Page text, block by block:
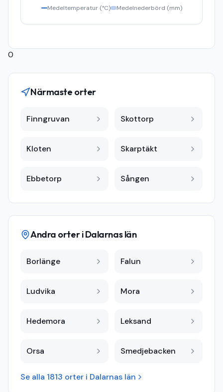
Medeltemperatur (°C) Medelnederbörd (mm)
0
Närmaste orter
Finngruvan Skottorp
Kloten Skarptäkt
Ebbetorp Sången
Andra orter iDalarnas län
Borlänge Falun
Ludvika Mora
Hedemora Leksand
Orsa Smedjebacken
Se alla 1813 orter i Dalarnas län